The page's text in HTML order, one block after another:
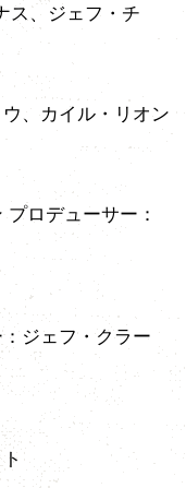
ス、ジェフ・チ
、カイル・リオン
ロデューサー：
ジェフ・クラー